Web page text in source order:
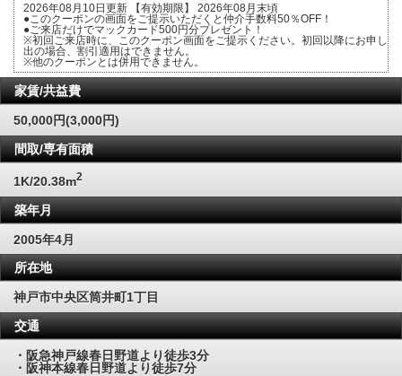
2026年08月10日更新 【有効期限】 2026年08月末頃
●このクーポンの画面をご提示いただくと仲介手数料50％OFF！
●ご来店だけでマックカード500円分プレゼント！
※初回ご来店時に、このクーポン画面をご提示ください。初回以降にお申し
出の場合、割引適用はできません。
※他のクーポンとは併用できません。
家賃/共益費
50,000円(3,000円)
間取/専有面積
1K/20.38m2
築年月
2005年4月
所在地
神戸市中央区筒井町1丁目
交通
・阪急神戸線春日野道より徒歩3分
・阪神本線春日野道より徒歩7分